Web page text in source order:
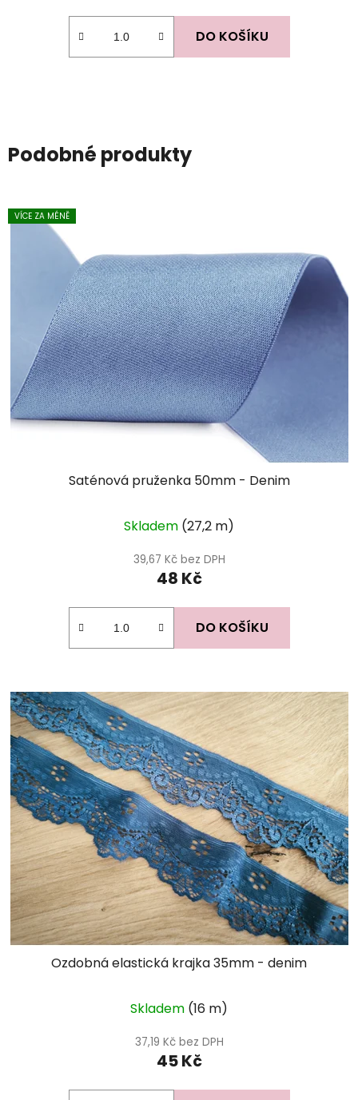
DO KOŠÍKU
Podobné produkty
VÍCE ZA MÉNĚ
Saténová pruženka 50mm - Denim
Skladem (27,2 m)
39,67 Kč bez DPH
48 Kč
DO KOŠÍKU
Ozdobná elastická krajka 35mm - denim
Skladem (16 m)
37,19 Kč bez DPH
45 Kč